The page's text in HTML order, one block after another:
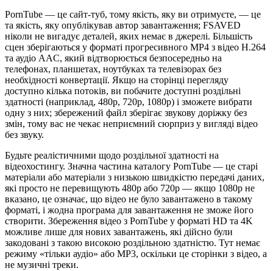
PornTube — це сайт-туб, тому якість, яку ви отримуєте, — це
та якість, яку опублікував автор завантаження; FSAVED
ніколи не вигадує деталей, яких немає в джерелі. Більшість
сцен зберігаються у форматі прогресивного MP4 з відео H.264
та аудіо AAC, який відтворюється безпосередньо на
телефонах, планшетах, ноутбуках та телевізорах без
необхідності конвертації. Якщо на сторінці перегляду
доступно кілька потоків, ви побачите доступні роздільні
здатності (наприклад, 480p, 720p, 1080p) і зможете вибрати
одну з них; збережений файл зберігає звукову доріжку без
змін, тому вас не чекає неприємний сюрприз у вигляді відео
без звуку.
Будьте реалістичними щодо роздільної здатності на
відеохостингу. Значна частина каталогу PornTube — це старі
матеріали або матеріали з низькою швидкістю передачі даних,
які просто не перевищують 480p або 720p — якщо 1080p не
вказано, це означає, що відео не було завантажено в такому
форматі, і жодна програма для завантаження не зможе його
створити. Збереження відео з PornTube у форматі HD та 4K
можливе лише для нових завантажень, які дійсно були
закодовані з такою високою роздільною здатністю. Тут немає
режиму «тільки аудіо» або MP3, оскільки це сторінки з відео, а
не музичні треки.